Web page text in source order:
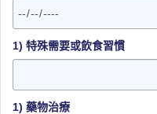
1) 特殊需要或飲食習慣
1) 藥物治療